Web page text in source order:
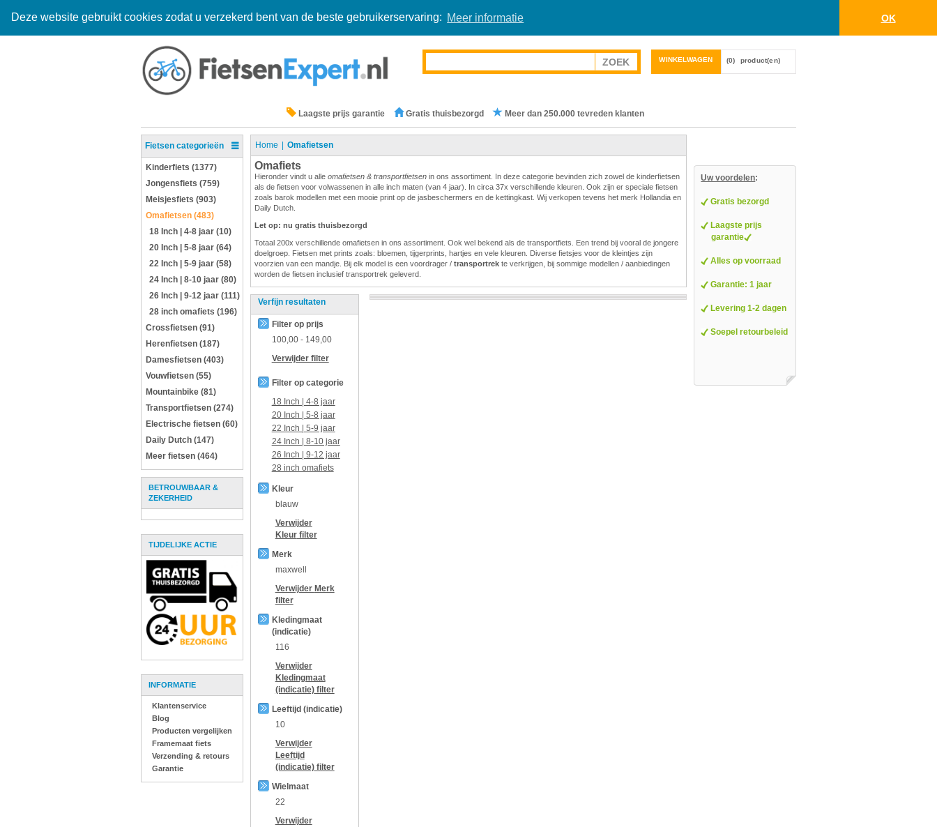
Deze website gebruikt cookies zodat u verzekerd bent van de beste gebruikerservaring: Meer informatie OK
WINKELWAGEN (0) product(en)
Laagste prijs garantie Gratis thuisbezorgd Meer dan 250.000 tevreden klanten
Fietsen categorieën
Kinderfiets (1377)
Jongensfiets (759)
Meisjesfiets (903)
Omafietsen (483)
18 Inch | 4-8 jaar (10)
20 Inch | 5-8 jaar (64)
22 Inch | 5-9 jaar (58)
24 Inch | 8-10 jaar (80)
26 Inch | 9-12 jaar (111)
28 inch omafiets (196)
Crossfietsen (91)
Herenfietsen (187)
Damesfietsen (403)
Vouwfietsen (55)
Mountainbike (81)
Transportfietsen (274)
Electrische fietsen (60)
Daily Dutch (147)
Meer fietsen (464)
BETROUWBAAR &
ZEKERHEID
TIJDELIJKE ACTIE
INFORMATIE
Klantenservice
Blog
Producten vergelijken
Framemaat fiets
Verzending & retours
Garantie
Home Omafietsen
Omafiets
Hieronder vindt u alle omafietsen & transportfietsen in ons assortiment. In deze categorie bevinden zich zowel de kinderfietsen
als de fietsen voor volwassenen in alle inch maten (van 4 jaar). In circa 37x verschillende kleuren. Ook zijn er speciale fietsen
zoals barok modellen met een mooie print op de jasbeschermers en de kettingkast. Wij verkopen tevens het merk Hollandia en
Daily Dutch.
Let op: nu gratis thuisbezorgd
Totaal 200x verschillende omafietsen in ons assortiment. Ook wel bekend als de transportfiets. Een trend bij vooral de jongere
doelgroep. Fietsen met prints zoals: bloemen, tijgerprints, hartjes en vele kleuren. Diverse fietsjes voor de kleintjes zijn
voorzien van een mandje. Bij elk model is een voordrager / transportrek te verkrijgen, bij sommige modellen / aanbiedingen
worden de fietsen inclusief transportrek geleverd.
Verfijn resultaten
Filter op prijs
100,00- 149,00
Verwijder filter
Filter op categorie
18 Inch | 4-8 jaar
20 Inch | 5-8 jaar
22 Inch | 5-9 jaar
24 Inch | 8-10 jaar
26 Inch | 9-12 jaar
28 inch omafiets
Kleur
blauw
Verwijder
Kleurfilter
Merk
maxwell
Verwijder Merk
filter
Kledingmaat
(indicatie)
116
Verwijder
Kledingmaat
(indicatie)filter
Leeftijd (indicatie)
10
Verwijder
Leeftijd
(indicatie)filter
Wielmaat
22
Verwijder
Uw voordelen:
Gratis bezorgd
Laagste prijs
garantie
Alles op voorraad
Garantie: 1 jaar
Levering 1-2 dagen
Soepel retourbeleid